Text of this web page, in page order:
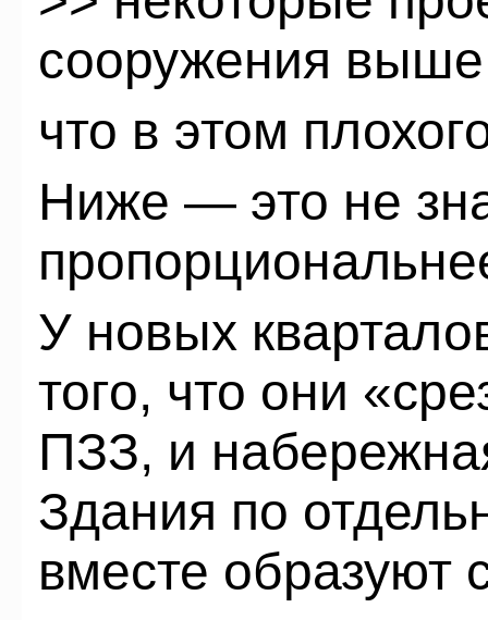
сооружения
что в этом
Ниже — это не
У новых
того, что они
ПЗЗ, и
Здания по
вместе образуют